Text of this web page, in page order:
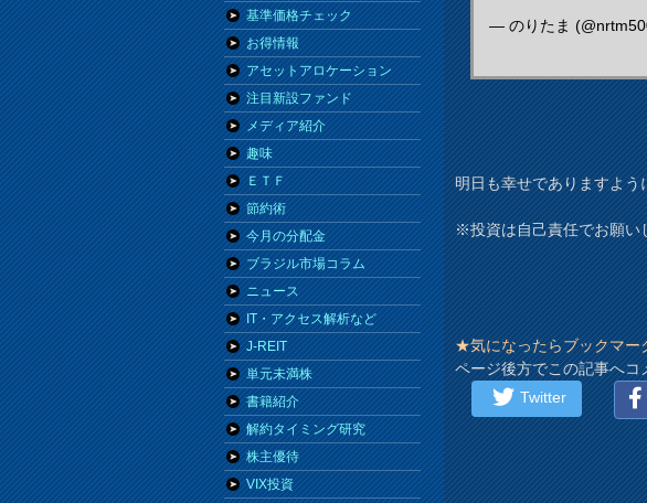
— のりたま
明日も幸せでありますよう
※投資は自己責任でお願い
★気になったらブックマー
ページ後方でこの記事へ
Twitter
基準価格チェック
お得情報
アセットアロケーション
注目新設ファンド
メディア紹介
趣味
ＥＴＦ
節約術
今月の分配金
ブラジル市場コラム
ニュース
IT・アクセス解析など
J-REIT
単元未満株
書籍紹介
解約タイミング研究
株主優待
VIX投資